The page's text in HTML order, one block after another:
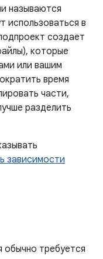
называются
использоваться в
создает
которые
или вашим
время
части,
разделить
зависимости
обычно требуется